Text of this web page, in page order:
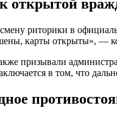
открытой
риторики в
карты открыты», —
призывали
в том, что